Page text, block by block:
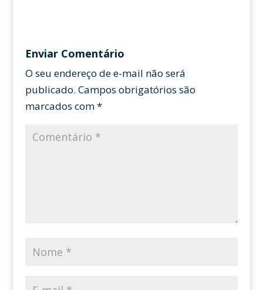
Enviar Comentário
O seu endereço de e-mail não será
publicado. Campos obrigatórios são
marcados com*